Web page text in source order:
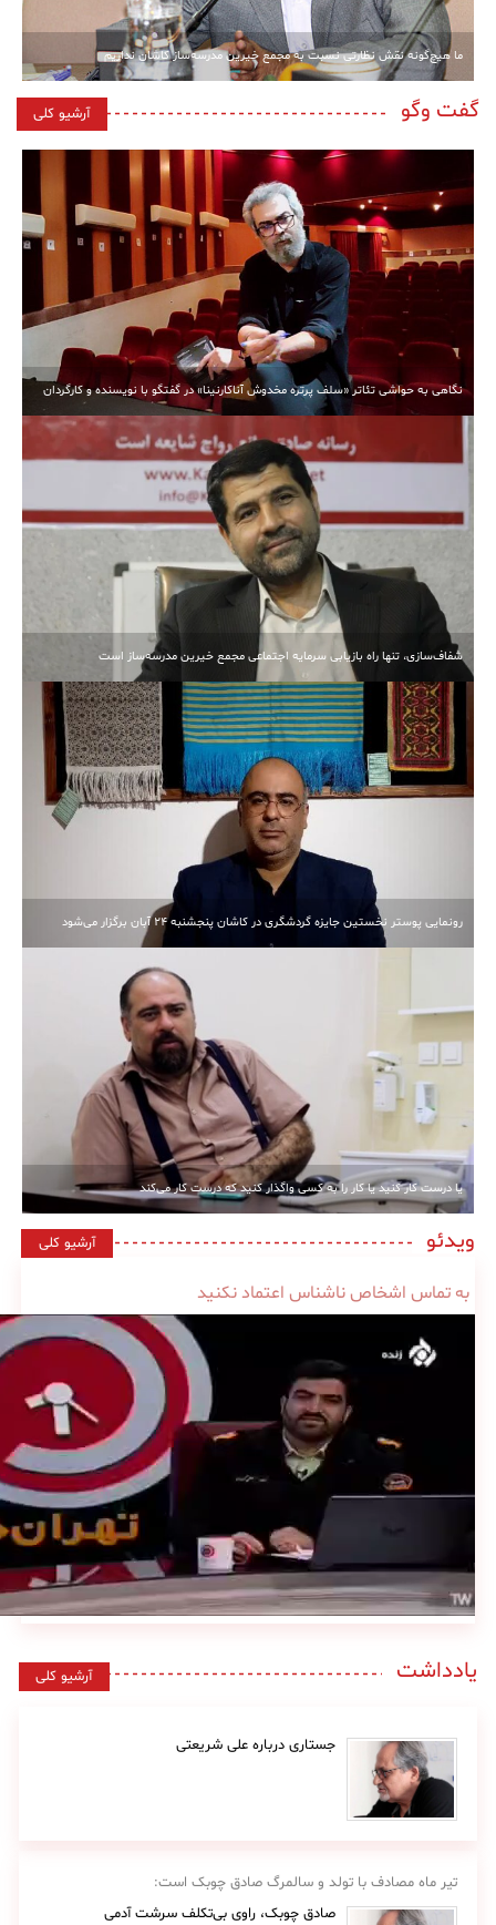
ما هیچ‌گونه نقش نظارتی نسبت به مجمع خیرین مدرسه‌ساز کاشان نداریم
گفت وگو آرشیو کلی
نگاهی به حواشی تئاتر «سلف پرتره مخدوش آناکارنینا» در گفتگو با نویسنده و کارگردان
شفاف‌سازی، تنها راه بازیابی سرمایه اجتماعی مجمع خیرین مدرسه‌ساز است
رونمایی پوستر نخستین جایزه گردشگری در کاشان پنجشنبه 24 آبان برگزار می‌شود
یا درست کار کنید یا کار را به کسی واگذار کنید که درست کار می‌کند
ویدئو آرشیو کلی
به تماس اشخاص ناشناس اعتماد نکنید
یادداشت آرشیو کلی
جستاری درباره علی شریعتی
تیر ماه مصادف با تولد و سالمرگ صادق چوبک است:
صادق چوبک، راوی بی‌تکلف سرشت آدمی